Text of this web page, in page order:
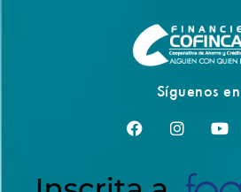
Síguenos en